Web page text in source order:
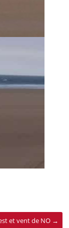
et vent de NO →